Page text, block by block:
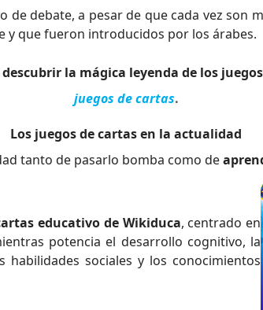
de debate, a pesar de que cada vez son
y que fueron introducidos por los árabes.
la mágica leyenda de los
juegos de cartas.
Los juegos de cartas en la actualidad
tanto de pasarlo bomba como de
educativo de Wikiduca, centrado en
potencia el desarrollo cognitivo, la
sociales y los conocimientos